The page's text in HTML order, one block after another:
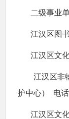
二级事业
江汉区图
江汉区文
江汉区非物
护中心） 电
江汉区文